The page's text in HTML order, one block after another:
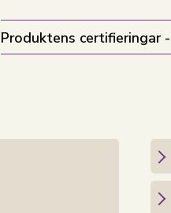
Produktens certifieringar